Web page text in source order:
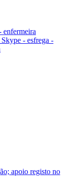
enfermeira
- esfrega -
apoio registo no